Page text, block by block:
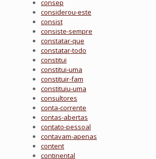
consep
considerou-este
consist
consiste-sempre
constatar-que
constatar-todo
constitui
constitui-uma
constituir-fam
constituiu-uma
consultores
conta-corrente
contas-abertas
contato-pessoal
contavam-apenas
content
continental